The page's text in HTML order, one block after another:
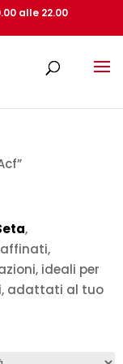
alle 22.00
,
ideali per
adattati al tuo